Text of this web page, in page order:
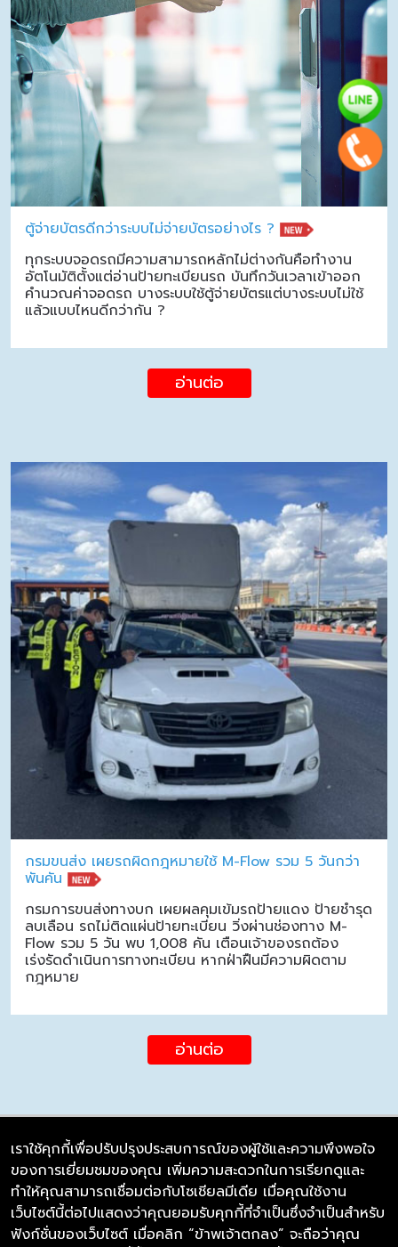
ตู้จ่ายบัตรดีกว่าระบบไม่จ่ายบัตรอย่างไร ?
ทุกระบบจอดรถมีความสามารถหลักไม่ต่างกันคือทำงาน
อัตโนมัติตั้งแต่อ่านป้ายทะเบียนรถ บันทึกวันเวลาเข้าออก
คำนวณค่าจอดรถ บางระบบใช้ตู้จ่ายบัตรแต่บางระบบไม่ใช้
แล้วแบบไหนดีกว่ากัน ?
อ่านต่อ
กรมขนส่ง เผยรถผิดกฎหมายใช้ M-Flow รวม 5 วันกว่า
พันคัน
กรมการขนส่งทางบก เผยผลคุมเข้มรถป้ายแดง ป้ายชำรุด
ลบเลือน รถไม่ติดแผ่นป้ายทะเบียน วิ่งผ่านช่องทาง M-
Flow รวม 5 วัน พบ 1,008 คัน เตือนเจ้าของรถต้อง
เร่งรัดดำเนินการทางทะเบียน หากฝ่าฝืนมีความผิดตาม
กฎหมาย
อ่านต่อ
บริษัท ซิมลิงค์ จำกัด
98/226 Bangrakyai-Baanmai Road,
Bangyai, Nonthaburi 11140
เราใช้คุกกี้เพื่อปรับปรุงประสบการณ์ของผู้ใช้และความพึงพอใจ
ของการเยี่ยมชมของคุณ เพิ่มความสะดวกในการเรียกดูและ
ทำให้คุณสามารถเชื่อมต่อกับโซเชียลมีเดีย เมื่อคุณใช้งาน
เว็บไซต์นี้ต่อไปแสดงว่าคุณยอมรับคุกกี้ที่จำเป็นซึ่งจำเป็นสำหรับ
ฟังก์ชั่นของเว็บไซต์ เมื่อคลิก “ข้าพเจ้าตกลง” จะถือว่าคุณ